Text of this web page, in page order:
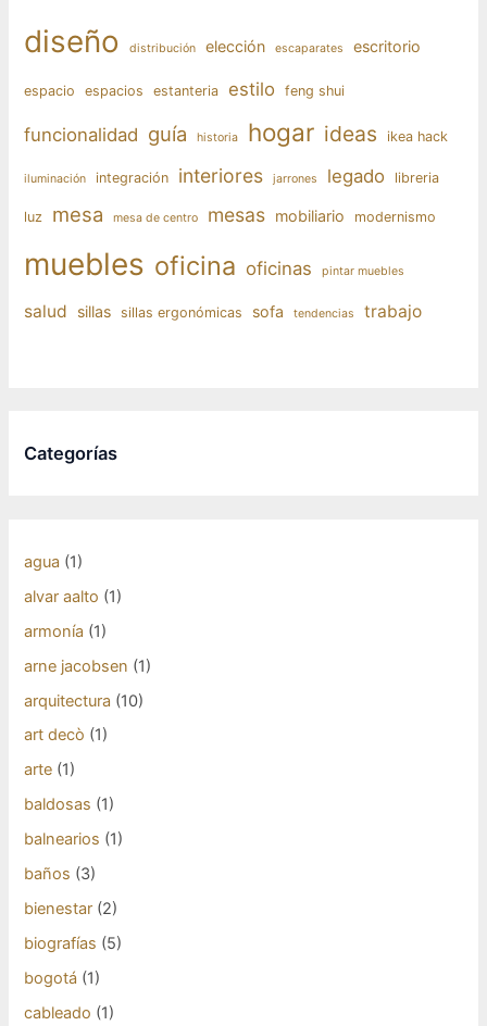
diseño distribución elección escaparates escritorio
espacio espacios estanteria estilo feng shui
funcionalidad guía historia hogar ideas ikea hack
iluminación integración interiores jarrones legado libreria
luz mesa mesa de centro mesas mobiliario modernismo
muebles oficina oficinas pintar muebles
salud sillas sillas ergonómicas sofa tendencias trabajo
Categorías
agua (1)
alvar aalto (1)
armonía (1)
arne jacobsen (1)
arquitectura (10)
art decò (1)
arte (1)
baldosas (1)
balnearios (1)
baños (3)
bienestar (2)
biografías (5)
bogotá (1)
cableado (1)